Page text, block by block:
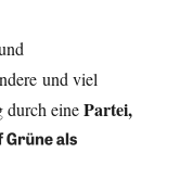
und viel
durch einePartei,